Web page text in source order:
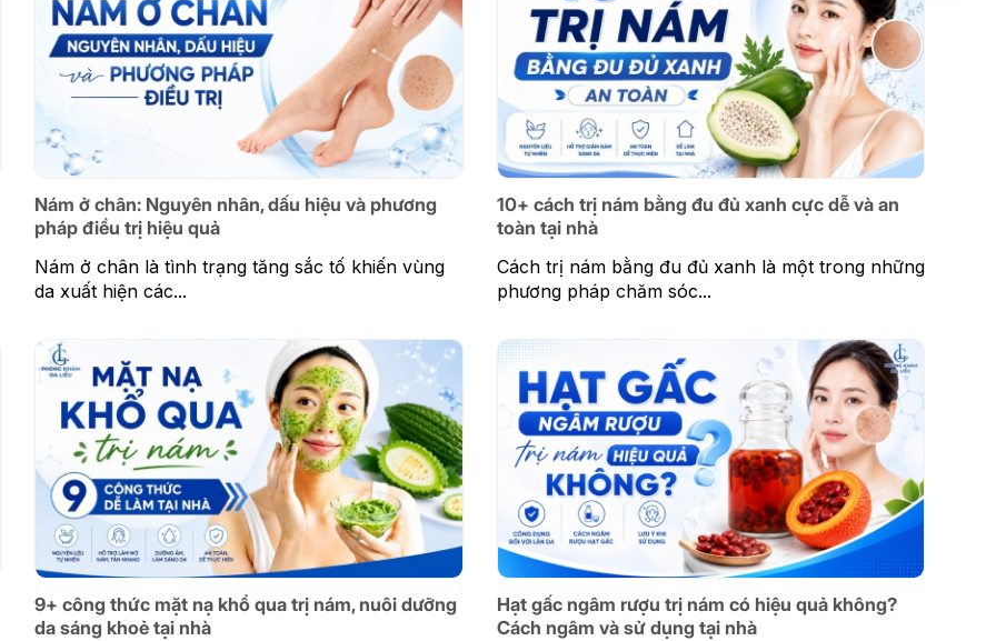
Nám ở chân: Nguyên nhân, dấu hiệu và phương
pháp điều trị hiệu quả
Nám ở chân là tình trạng tăng sắc tố khiến vùng
da xuất hiện các...
10+ cách trị nám bằng đu đủ xanh cực dễ và an
toàn tại nhà
Cách trị nám bằng đu đủ xanh là một trong những
phương pháp chăm sóc...
9+ công thức mặt nạ khổ qua trị nám, nuôi dưỡng
da sáng khoẻ tại nhà
Hạt gấc ngâm rượu trị nám có hiệu quả không?
Cách ngâm và sử dụng tại nhà